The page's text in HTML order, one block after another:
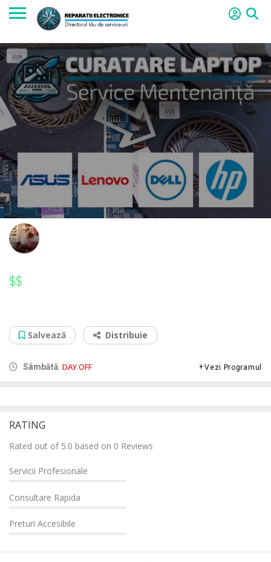
$$
Salvează
Distribuie
Sâmbătă DAY OFF Vezi Programul
RATING
Rated out of 5.0 based on 0 Reviews
Servicii Profesionale
Consultare Rapida
Preturi Accesibile